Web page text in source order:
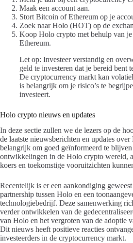
Maak een account aan.
Stort Bitcoin of Ethereum op je
Zoek naar Holo (HOT) op de
Koop Holo crypto met behulp van
Ethereum.
Let op: Investeer verstandig en
geld te investeren dat je bereid bent
De cryptocurrency markt kan
is belangrijk om je risico’s te
investeert.
Holo crypto nieuws en updates
In deze sectie zullen we de lezers op de
de laatste nieuwsberichten en updates
belangrijk om goed geïnformeerd te blijven
ontwikkelingen in de Holo crypto wereld,
koers en toekomstige vooruitzichten
Recentelijk is er een aankondiging
partnership tussen Holo en een
technologiebedrijf. Deze samenwerking
verder ontwikkelen van de
van Holo en het vergroten van de adoptie
Dit nieuws heeft positieve reacties
investeerders in de cryptocurrency markt.